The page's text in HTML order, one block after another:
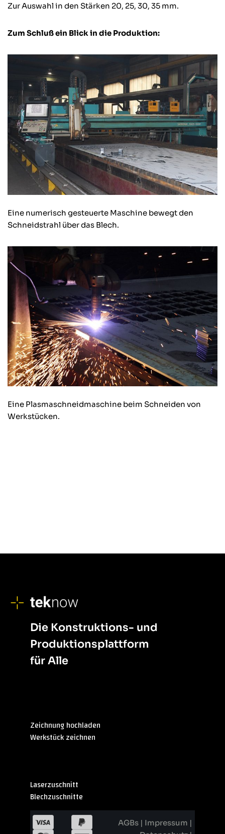
Zur Auswahl in den Stärken 20, 25, 30, 35 mm.
Zum Schluß ein Blick in die Produktion:
Eine numerisch gesteuerte Maschine bewegt den
Schneidstrahl über das Blech.
Eine Plasmaschneidmaschine beim Schneiden von
Werkstücken.
Die Konstruktions- und
Produktionsplattform
für Alle
Zeichnung hochladen
Werkstück zeichnen
Laserzuschnitt
Blechzuschnitte
AGBs | Impressum |